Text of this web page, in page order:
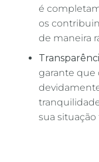
é
os
de maneira
garante que
sua situação